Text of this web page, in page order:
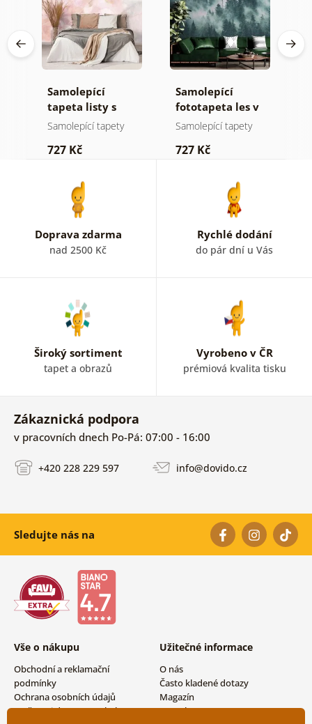
Samolepící
tapeta listy s
pastelovým
Samolepící tapety
727 Kč
Samolepící
fototapeta les v
mlze
Samolepící tapety
727 Kč
Doprava zdarma
nad 2500 Kč
Rychlé dodání
do pár dní u Vás
Široký sortiment
tapet a obrazů
Vyrobeno v ČR
prémiová kvalita tisku
Zákaznická podpora
v pracovních dnech Po-Pá: 07:00 - 16:00
+420 228 229 597 info@dovido.cz
Sledujte nás na
Vše o nákupu
Obchodní a reklamační
podmínky
Ochrana osobních údajů
Možnosti dopravy a platby
Užitečné informace
O nás
Často kladené dotazy
Magazín
Kontakty